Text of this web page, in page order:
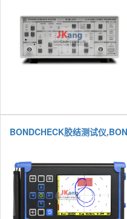
BONDCHECK胶结测试仪